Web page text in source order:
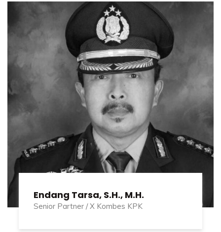
Endang Tarsa, S.H., M.H.
Senior Partner / X Kombes KPK